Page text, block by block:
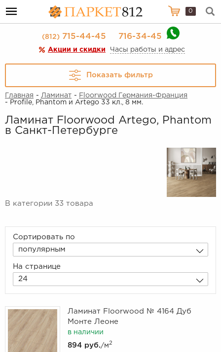
0
(812)715-44-45 716-34-45
Акции и скидки Часы работы и адрес
Показать фильтр
Главная - Ламинат - Floorwood Германия-Франция
- Profile, Phantom и Artego 33 кл., 8 мм.
Ламинат Floorwood Artego, Phantom
в Санкт-Петербурге
В категории 33 товара
Сортировать по
популярным
На странице
24
Ламинат Floorwood № 4164 Дуб
Монте Леоне
в наличии
894 руб./м2